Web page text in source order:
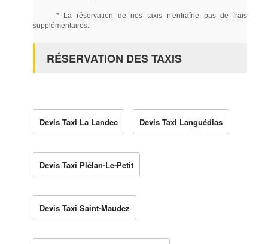
* La réservation de nos taxis n'entraîne pas de frais
supplémentaires.
RÉSERVATION DES TAXIS
Devis Taxi La Landec Devis Taxi Languédias
Devis Taxi Plélan-Le-Petit
Devis Taxi Saint-Maudez